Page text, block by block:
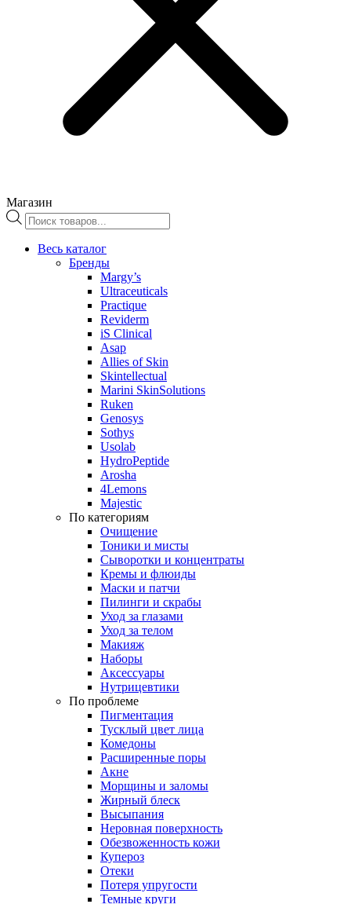
Магазин
Поиск
товаров
Весь каталог
Бренды
Margy’s
Ultraceuticals
Practique
Reviderm
iS Clinical
Asap
Allies of Skin
Skintellectual
Marini SkinSolutions
Ruken
Genosys
Sothys
Usolab
HydroPeptide
Arosha
4Lemons
Majestic
По категориям
Очищение
Тоники и мисты
Сыворотки и концентраты
Кремы и флюиды
Маски и патчи
Пилинги и скрабы
Уход за глазами
Уход за телом
Макияж
Наборы
Аксессуары
Нутрицевтики
По проблеме
Пигментация
Тусклый цвет лица
Комедоны
Расширенные поры
Акне
Морщины и заломы
Жирный блеск
Высыпания
Неровная поверхность
Обезвоженность кожи
Купероз
Отеки
Потеря упругости
Темные круги